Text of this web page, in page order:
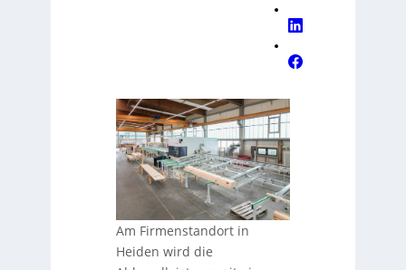
Am Firmenstandort in
Heiden wird die